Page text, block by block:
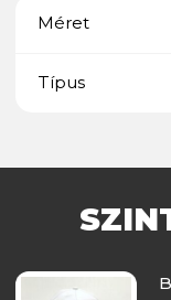
Méret
Típus